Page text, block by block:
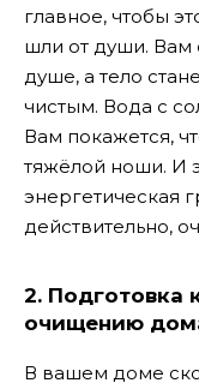
главное, чтобы
шли от души. Вам
душе, а тело
чистым. Вода с
Вам покажется,
тяжёлой ноши. И
энергетическая
действительно,
2. Подготовка
очищению
В вашем доме